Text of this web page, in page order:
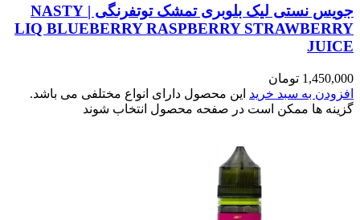
جویس نستی لیک بلوبری تمشک توتفرنگی | NASTY
LIQ BLUEBERRY RASPBERRY STRAWBERRY
JUICE
1,450,000 تومان
افزودن به سبد خرید این محصول دارای انواع مختلفی می باشد.
گزینه ها ممکن است در صفحه محصول انتخاب شوند